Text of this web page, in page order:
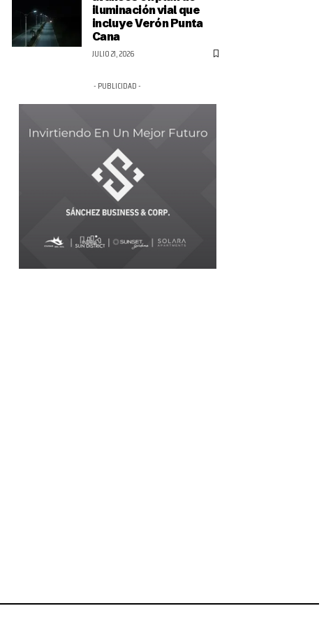
iluminación vial que
incluye Verón Punta
Cana
JULIO 21, 2026
- PUBLICIDAD -